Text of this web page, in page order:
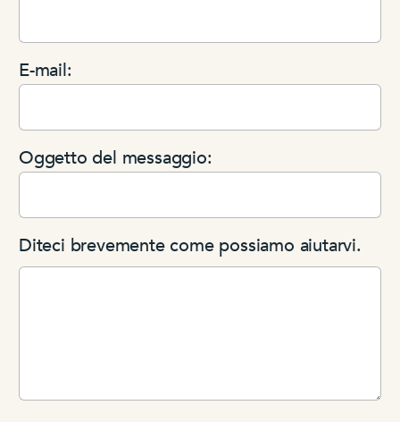
E-mail:
Oggetto del messaggio:
Diteci brevemente come possiamo aiutarvi.